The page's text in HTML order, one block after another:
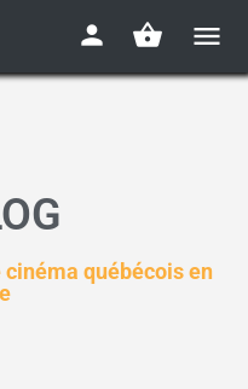
québécois en